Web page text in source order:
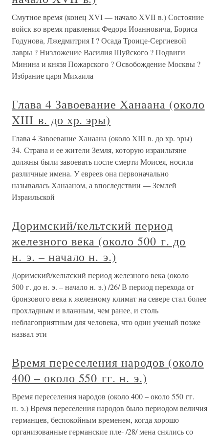
Смутное время (конец XVI — начало XVII в.) Состояние
войск во время правления Федора Иоанновича, Бориса
Годунова, Лжедмитрия I ? Осада Троице-Сергиевой
лавры ? Низложение Василия Шуйского ? Подвиги
Минина и князя Пожарского ? Освобождение Москвы ?
Избрание царя Михаила
Глава 4 Завоевание Ханаана (около
XIII в. до хр. эры)
Глава 4 Завоевание Ханаана (около XIII в. до хр. эры)
34. Страна и ее жители Земля, которую израильтяне
должны были завоевать после смерти Моисея, носила
различные имена. У евреев она первоначально
называлась Ханааном, а впоследствии — Землей
Израильской
Доримский/кельтский период
железного века (около 500 г. до
н. э. – начало н. э.)
Доримский/кельтский период железного века (около
500 г. до н. э. – начало н. э.) /26/ В период перехода от
бронзового века к железному климат на севере стал более
прохладным и влажным, чем ранее, и столь
неблагоприятным для человека, что один ученый позже
назвал эти
Время переселения народов (около
400 – около 550 гг. н. э.)
Время переселения народов (около 400 – около 550 гг.
н. э.) Время переселения народов было периодом величия
германцев, беспокойным временем, когда хорошо
организованные германские пле- /28/ мена снялись со